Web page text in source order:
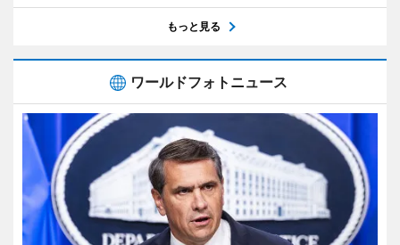
もっと見る
ワールドフォトニュース